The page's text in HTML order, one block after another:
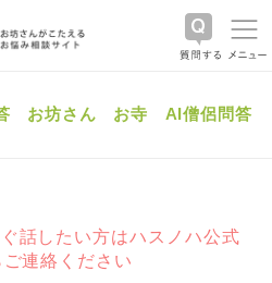
お坊さん お寺 AI僧侶問答
話したい方はハスノハ公式
連絡ください